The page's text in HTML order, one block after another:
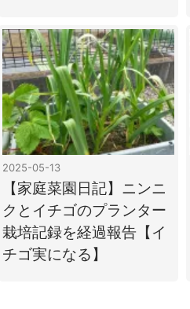
2025-05-13
【家庭菜園日記】ニンニ
クとイチゴのプランター
栽培記録を経過報告【イ
チゴ実になる】